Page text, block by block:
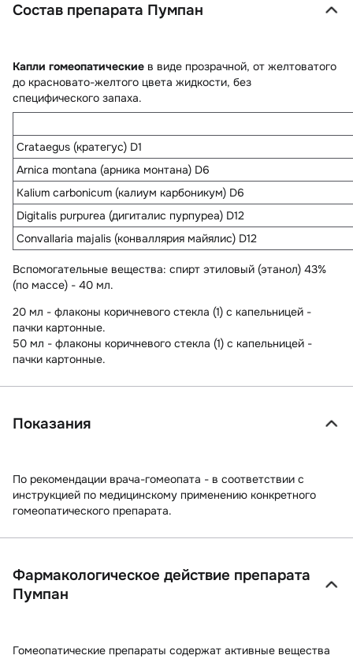
Состав препарата Пумпан
Капли гомеопатические в виде прозрачной, от желтоватого
до красновато-желтого цвета жидкости, без
специфического запаха.
Crataegus (кратегус) D1
Arnica montana (арника монтана) D6
Kalium carbonicum (калиум карбоникум) D6
Digitalis purpurea (дигиталис пурпуреа) D12
Convallaria majalis (конваллярия майялис) D12
Вспомогательные вещества: спирт этиловый (этанол) 43%
(по массе) - 40 мл.
20 мл - флаконы коричневого стекла (1) с капельницей -
пачки картонные.
50 мл - флаконы коричневого стекла (1) с капельницей -
пачки картонные.
Показания
По рекомендации врача-гомеопата - в соответствии с
инструкцией по медицинскому применению конкретного
гомеопатического препарата.
Фармакологическое действие препарата
Пумпан
Гомеопатические препараты содержат активные вещества